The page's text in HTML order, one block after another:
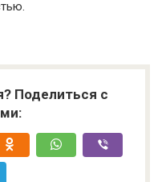
Поделиться с